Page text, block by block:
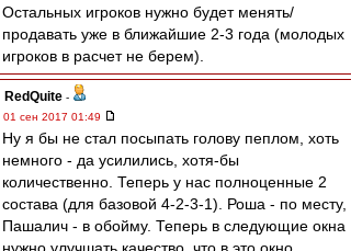
Остальных игроков нужно будет менять/
продавать уже в ближайшие 2-3 года (молодых
игроков в расчет не берем).
RedQuite -
01 сен 2017 01:49
Ну я бы не стал посыпать голову пеплом, хоть
немного - да усилились, хотя-бы
количественно. Теперь у нас полноценные 2
состава (для базовой 4-2-3-1). Роша - по месту,
Пашалич - в обойму. Теперь в следующие окна